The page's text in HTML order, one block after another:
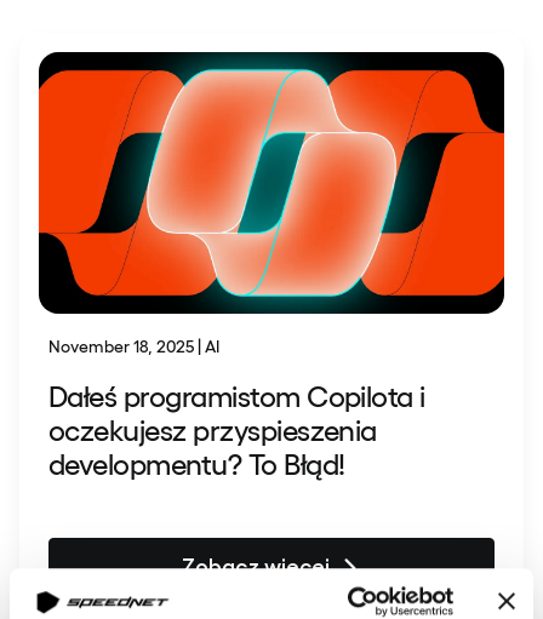
November 18, 2025 | AI
Dałeś programistom Copilota i
oczekujesz przyspieszenia
developmentu? To Błąd!
Zobacz więcej